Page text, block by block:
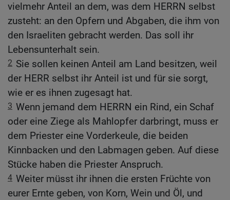
vielmehr Anteil an dem, was dem HERRN selbst
zusteht: an den Opfern und Abgaben, die ihm von
den Israeliten gebracht werden. Das soll ihr
Lebensunterhalt sein.
2 Sie sollen keinen Anteil am Land besitzen, weil
der HERR selbst ihr Anteil ist und für sie sorgt,
wie er es ihnen zugesagt hat.
3 Wenn jemand dem HERRN ein Rind, ein Schaf
oder eine Ziege als Mahlopfer darbringt, muss er
dem Priester eine Vorderkeule, die beiden
Kinnbacken und den Labmagen geben. Auf diese
Stücke haben die Priester Anspruch.
4 Weiter müsst ihr ihnen die ersten Früchte von
eurer Ernte geben, von Korn, Wein und Öl, und